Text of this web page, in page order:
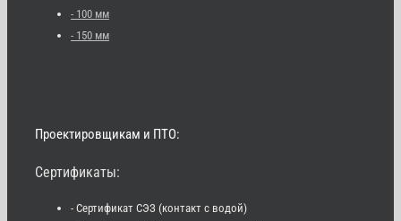
- 100 мм
- 150 мм
Проектировщикам и ПТО:
Сертификаты:
- Сертификат СЭЗ (контакт с водой)